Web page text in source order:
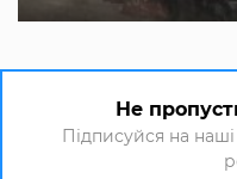
Не
Підписуйся на